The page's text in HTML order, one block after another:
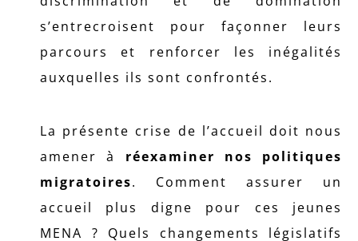
s’entrecroisent pour façonner leurs
parcours et renforcer les inégalités
auxquelles ils sont confrontés.
La présente crise de l’accueil doit nous
amener à réexaminer nos politiques
migratoires. Comment assurer un
accueil plus digne pour ces jeunes
MENA ? Quels changements législatifs